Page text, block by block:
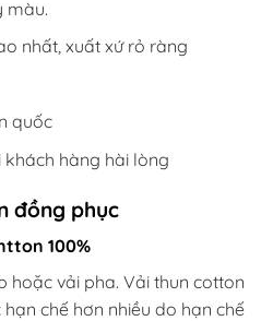
màu.
nhất, xuất xứ rỏ ràng
quốc
khách hàng hài lòng
đồng phục
100%
hoặc vải pha. Vải thun cotton
chế hơn nhiều do hạn chế